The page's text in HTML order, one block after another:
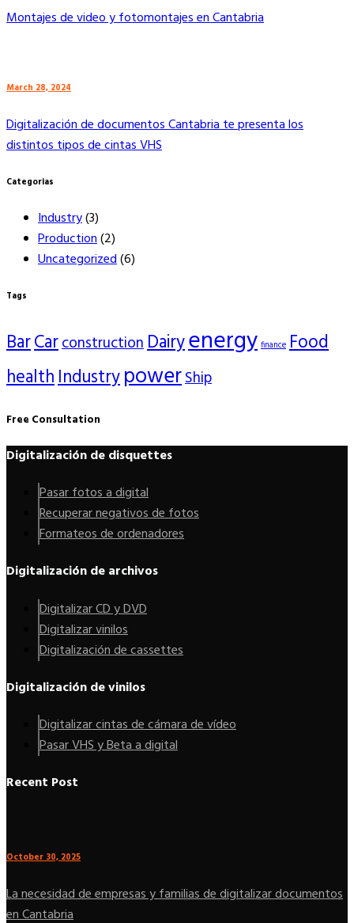
Montajes de video y fotomontajes en Cantabria
March 28, 2024
Digitalización de documentos Cantabria te presenta los
distintos tipos de cintas VHS
Categorias
Industry(3)
Production(2)
Uncategorized(6)
Tags
BarCarconstructionDairyenergy finance Food
healthIndustrypowerShip
Free Consultation
Digitalización de disquettes
Pasar fotos a digital
Recuperar negativos de fotos
Formateos de ordenadores
Digitalización de archivos
Digitalizar CD y DVD
Digitalizar vinilos
Digitalización de cassettes
Digitalización de vinilos
Digitalizar cintas de cámara de vídeo
Pasar VHS y Beta a digital
Recent Post
October 30, 2025
La necesidad de empresas y familias de digitalizar documentos
en Cantabria